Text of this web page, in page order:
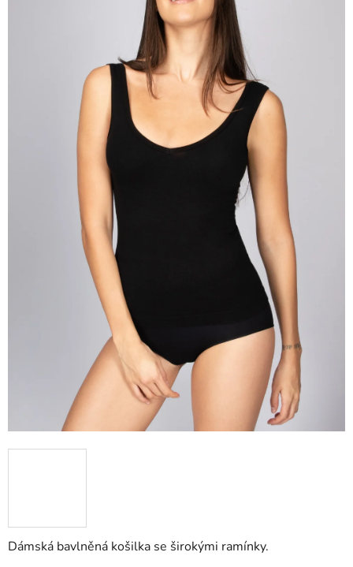
Dámská bavlněná košilka se širokými ramínky.